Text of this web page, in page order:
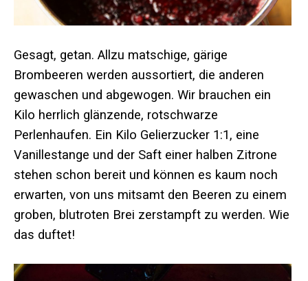
Gesagt, getan. Allzu matschige, gärige
Brombeeren werden aussortiert, die anderen
gewaschen und abgewogen. Wir brauchen ein
Kilo herrlich glänzende, rotschwarze
Perlenhaufen. Ein Kilo Gelierzucker 1:1, eine
Vanillestange und der Saft einer halben Zitrone
stehen schon bereit und können es kaum noch
erwarten, von uns mitsamt den Beeren zu einem
groben, blutroten Brei zerstampft zu werden. Wie
das duftet!